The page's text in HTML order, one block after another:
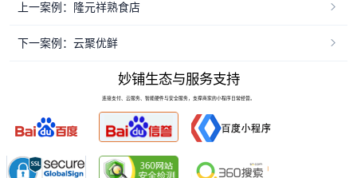
上一案例：隆元祥熟食店
下一案例：云聚优鲜
妙铺生态与服务支持
连接支付、云服务、智能硬件与安全服务，支撑商家的小程序日常经营。